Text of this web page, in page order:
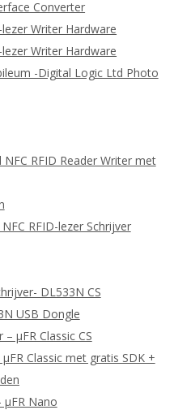
Converter
Writer Hardware
Writer Hardware
-Digital Logic Ltd Photo
RFID Reader Writer met
RFID-lezer Schrijver
DL533N CS
USB Dongle
μFR Classic CS
Classic met gratis SDK +
μFR Nano